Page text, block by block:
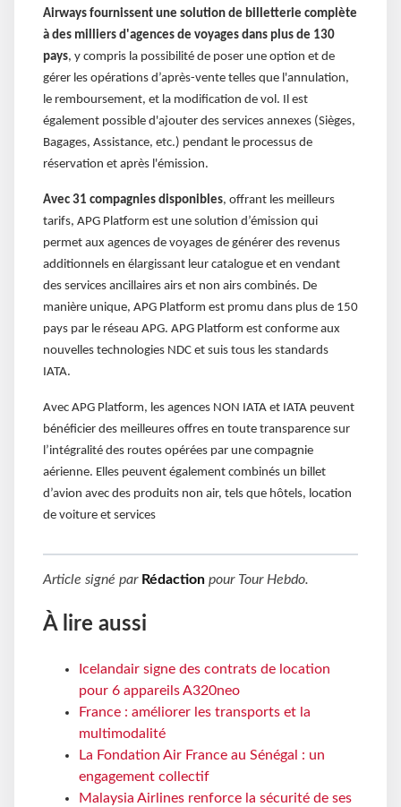
Airways fournissent une solution de billetterie complète
à des milliers d'agences de voyages dans plus de 130
pays, y compris la possibilité de poser une option et de
gérer les opérations d’après-vente telles que l'annulation,
le remboursement, et la modification de vol. Il est
également possible d'ajouter des services annexes (Sièges,
Bagages, Assistance, etc.) pendant le processus de
réservation et après l'émission.
Avec 31 compagnies disponibles, offrant les meilleurs
tarifs, APG Platform est une solution d’émission qui
permet aux agences de voyages de générer des revenus
additionnels en élargissant leur catalogue et en vendant
des services ancillaires airs et non airs combinés. De
manière unique, APG Platform est promu dans plus de 150
pays par le réseau APG. APG Platform est conforme aux
nouvelles technologies NDC et suis tous les standards
IATA.
Avec APG Platform, les agences NON IATA et IATA peuvent
bénéficier des meilleures offres en toute transparence sur
l’intégralité des routes opérées par une compagnie
aérienne. Elles peuvent également combinés un billet
d’avion avec des produits non air, tels que hôtels, location
de voiture et services
Article signé par Rédaction pour Tour Hebdo.
À lire aussi
Icelandair signe des contrats de location
pour 6 appareils A320neo
France : améliorer les transports et la
multimodalité
La Fondation Air France au Sénégal : un
engagement collectif
Malaysia Airlines renforce la sécurité de ses